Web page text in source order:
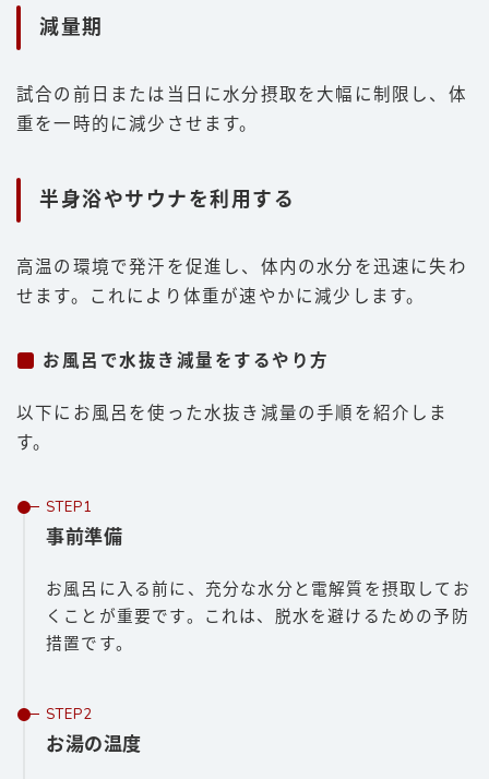
減量期
試合の前日または当日に水分摂取を大幅に制限し、体
重を一時的に減少させます。
半身浴やサウナを利用する
高温の環境で発汗を促進し、体内の水分を迅速に失わ
せます。これにより体重が速やかに減少します。
お風呂で水抜き減量をするやり方
以下にお風呂を使った水抜き減量の手順を紹介しま
す。
事前準備
お風呂に入る前に、充分な水分と電解質を摂取してお
くことが重要です。これは、脱水を避けるための予防
措置です。
お湯の温度